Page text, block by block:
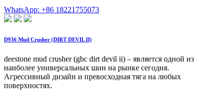
WhatsApp: +86 18221755073
D936 Mud Crusher (DIRT DEVIL II)
deestone mud crusher (gbc dirt devil ii) – является одной из
наиболее универсальных шин на рынке сегодня.
Агрессивный дизайн и превосходная тяга на любых
поверхностях.